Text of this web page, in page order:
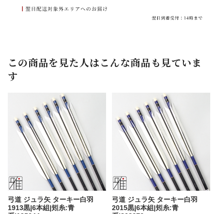
この商品を見た人はこんな商品も見ていま
す
弓道 ジュラ矢 ターキー白羽
1913黒|6本組|矧糸:青
弓道 ジュラ矢 ターキー白羽
2015黒|6本組|矧糸:青